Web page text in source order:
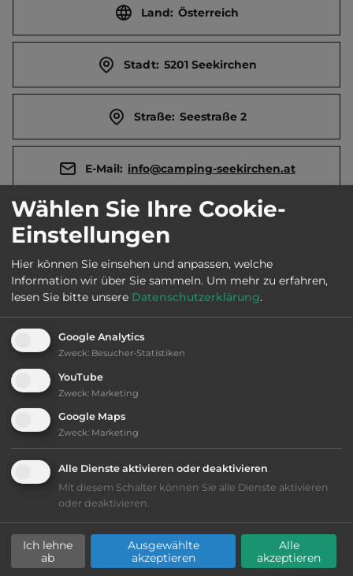
Frühstücksservice möglich. Reservierung wird in
Golfplatz in der Nähe. Durch Dauercamper geprägt.
  Ortszentrum 1.5 km entfernt.
Touristen-/Dauerstellplätze 40/80.
Land: Österreich
Stadt: 5201 Seekirchen
Straße: Seestraße 2
E-Mail: info@camping-seekirchen.at
Webseite: www.camping-seekirchen.at
Fläche: 15.000m2
Sehenswürdigkeiten:
Schloss Seeburg mit Kapelle hl. Rupert, Heimat-
und Stiftsmuseum, Zeller Schlösschen, Kulturhaus
Emailwerk.
Wählen Sie Ihre Cookie-
Einstellungen
Hier können Sie einsehen und anpassen, welche
Information wir über Sie sammeln. Um mehr zu erfahren,
lesen Sie bitte unsere Datenschutzerklärung.
Google Analytics
Zweck: Besucher-Statistiken
YouTube
Zweck: Marketing
Google Maps
Zweck: Marketing
Alle Dienste aktivieren oder deaktivieren
Mit diesem Schalter können Sie alle Dienste aktivieren
oder deaktivieren.
Ich lehne
ab
Ausgewählte
akzeptieren
Alle
akzeptieren